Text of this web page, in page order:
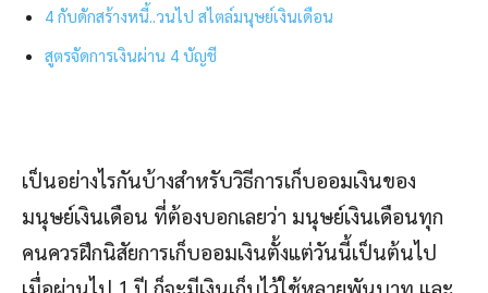
4 กับดักสร้างหนี้..วนไป สไตล์มนุษย์เงินเดือน
สูตรจัดการเงินผ่าน 4 บัญชี
เป็นอย่างไรกันบ้างสำหรับวิธีการเก็บออมเงินของ
มนุษย์เงินเดือน ที่ต้องบอกเลยว่า มนุษย์เงินเดือนทุก
คนควรฝึกนิสัยการเก็บออมเงินตั้งแต่วันนี้เป็นต้นไป